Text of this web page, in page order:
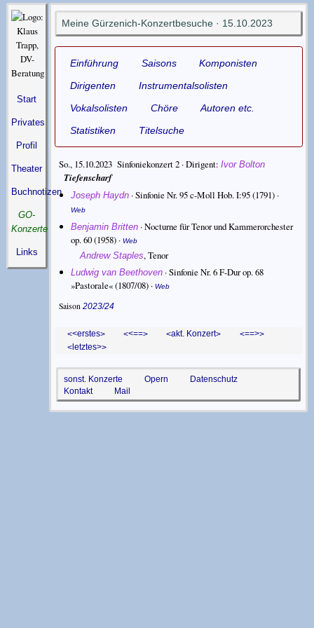
Start
Privates
Profil
Theater
Buchnotizen
GO-
Konzerte
Links
Meine Gürzenich-Konzertbesuche · 15.10.2023
Einführung Saisons
Komponisten
Dirigenten
Instrumentalsolisten
Vokalsolisten
Chöre
Autoren etc.
Statistiken
Titelsuche
So., 15.10.2023 Sinfoniekonzert 2 ·Dirigent Ivor Bolton
Tiefenscharf
Joseph Haydn ·Sinfonie Nr. 95 c-Moll Hob. I:95(1791) ·
Web
Benjamin Britten ·Nocturne für Tenor und Kammerorchester
op. 60(1958) ·Web
Andrew Staples,Tenor
Ludwig van Beethoven ·Sinfonie Nr. 6 F-Dur op. 68
»Pastorale«(1807/08) ·Web
Saison 2023/24
<erstes <== akt. Konzert
==>
letztes>
sonst. Konzerte Opern
Datenschutz
Kontakt
Mail